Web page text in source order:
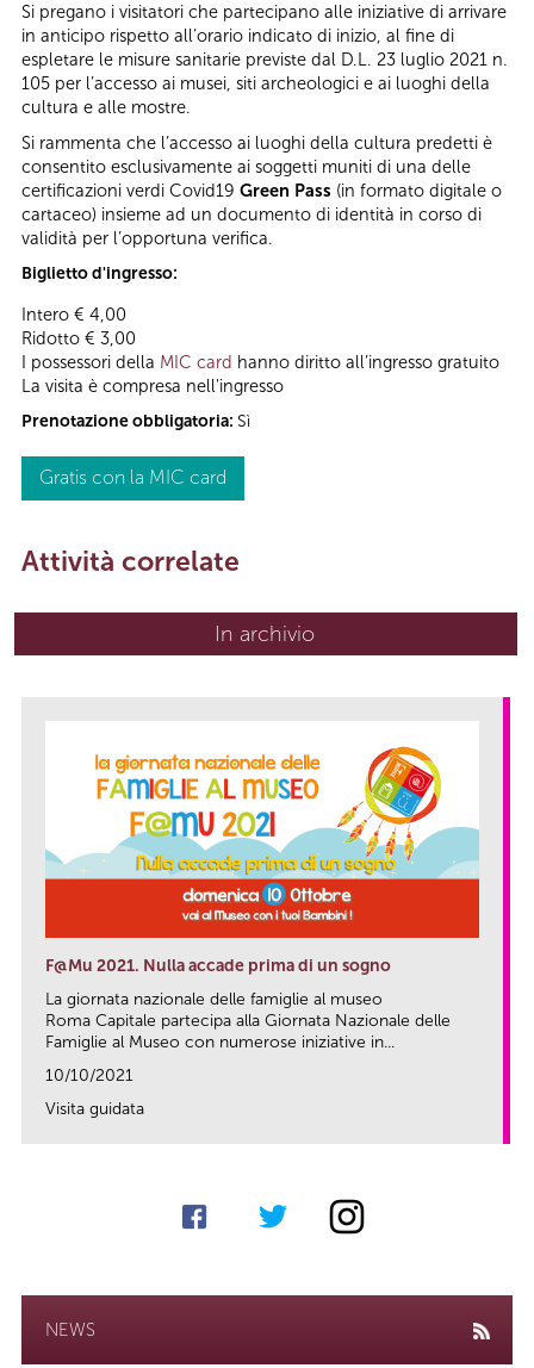
Si pregano i visitatori che partecipano alle iniziative di arrivare
in anticipo rispetto all’orario indicato di inizio, al fine di
espletare le misure sanitarie previste dal D.L. 23 luglio 2021 n.
105 per l’accesso ai musei, siti archeologici e ai luoghi della
cultura e alle mostre.
Si rammenta che l’accesso ai luoghi della cultura predetti è
consentito esclusivamente ai soggetti muniti di una delle
certificazioni verdi Covid19 Green Pass (in formato digitale o
cartaceo) insieme ad un documento di identità in corso di
validità per l’opportuna verifica.
Biglietto d'ingresso:
Intero € 4,00
Ridotto € 3,00
I possessori della MIC card hanno diritto all’ingresso gratuito
La visita è compresa nell'ingresso
Prenotazione obbligatoria: Sì
Gratis con la MIC card
Attività correlate
In archivio
F@Mu 2021. Nulla accade prima di un sogno
La giornata nazionale delle famiglie al museo
Roma Capitale partecipa alla Giornata Nazionale delle
Famiglie al Museo con numerose iniziative in...
10/10/2021
Visita guidata
NEWS